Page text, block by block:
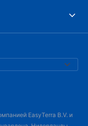
EasyTerra B.V. и